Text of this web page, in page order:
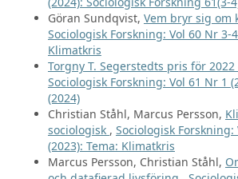
Göran Sundqvist, Vem bryr sig om
Sociologisk Forskning: Vol 60 Nr 3-
Klimatkris
Torgny T. Segerstedts pris för 2022
Sociologisk Forskning: Vol 61 Nr 1
(2024)
Christian Ståhl, Marcus Persson,
sociologisk , Sociologisk Forskning:
(2023): Tema: Klimatkris
Marcus Persson, Christian Ståhl,